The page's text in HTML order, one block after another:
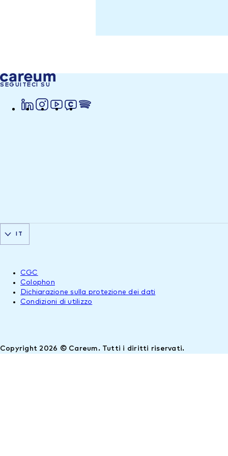
SEGUITECI SU
Copyright 2026 © Careum. Tutti i diritti riservati.
CGC
Colophon
Dichiarazione sulla protezione dei dati
Condizioni di utilizzo
IT